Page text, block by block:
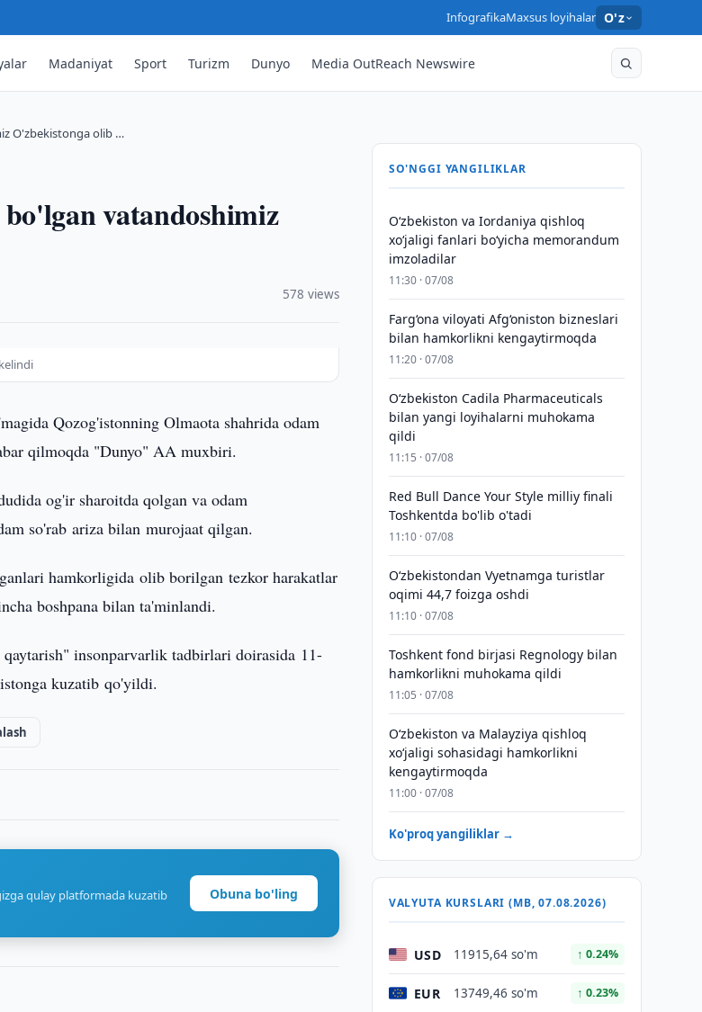
InfografikaMaxsus loyihalar O'z
Madaniyat Sport Turizm Dunyo Media OutReach Newswire
O'zbekistonga olib …
vatandoshimiz
578 views
Qozog'istonning Olmaota shahrida odam
qilmoqda "Dunyo" AA muxbiri.
og'ir sharoitda qolgan va odam
so'rab ariza bilan murojaat qilgan.
hamkorligida olib borilgan tezkor harakatlar
boshpana bilan ta'minlandi.
insonparvarlik tadbirlari doirasida 11-
kuzatib qo'yildi.
qulay platformada kuzatib
Obuna bo'ling
SO'NGGI YANGILIKLAR
Oʻzbekiston va Iordaniya qishloq
xoʻjaligi fanlari boʻyicha memorandum
imzoladilar
11:30 · 07/08
Farg‘ona viloyati Afg‘oniston bizneslari
bilan hamkorlikni kengaytirmoqda
11:20 · 07/08
Oʻzbekiston Cadila Pharmaceuticals
bilan yangi loyihalarni muhokama
qildi
11:15 · 07/08
Red Bull Dance Your Style milliy finali
Toshkentda bo'lib o'tadi
11:10 · 07/08
O‘zbekistondan Vyetnamga turistlar
oqimi 44,7 foizga oshdi
11:10 · 07/08
Toshkent fond birjasi Regnology bilan
hamkorlikni muhokama qildi
11:05 · 07/08
Oʻzbekiston va Malayziya qishloq
xoʻjaligi sohasidagi hamkorlikni
kengaytirmoqda
11:00 · 07/08
Ko'proq yangiliklar →
VALYUTA KURSLARI (MB, 07.08.2026)
USD 11915,64 so'm ↑ 0.24%
EUR 13749,46 so'm ↑ 0.23%